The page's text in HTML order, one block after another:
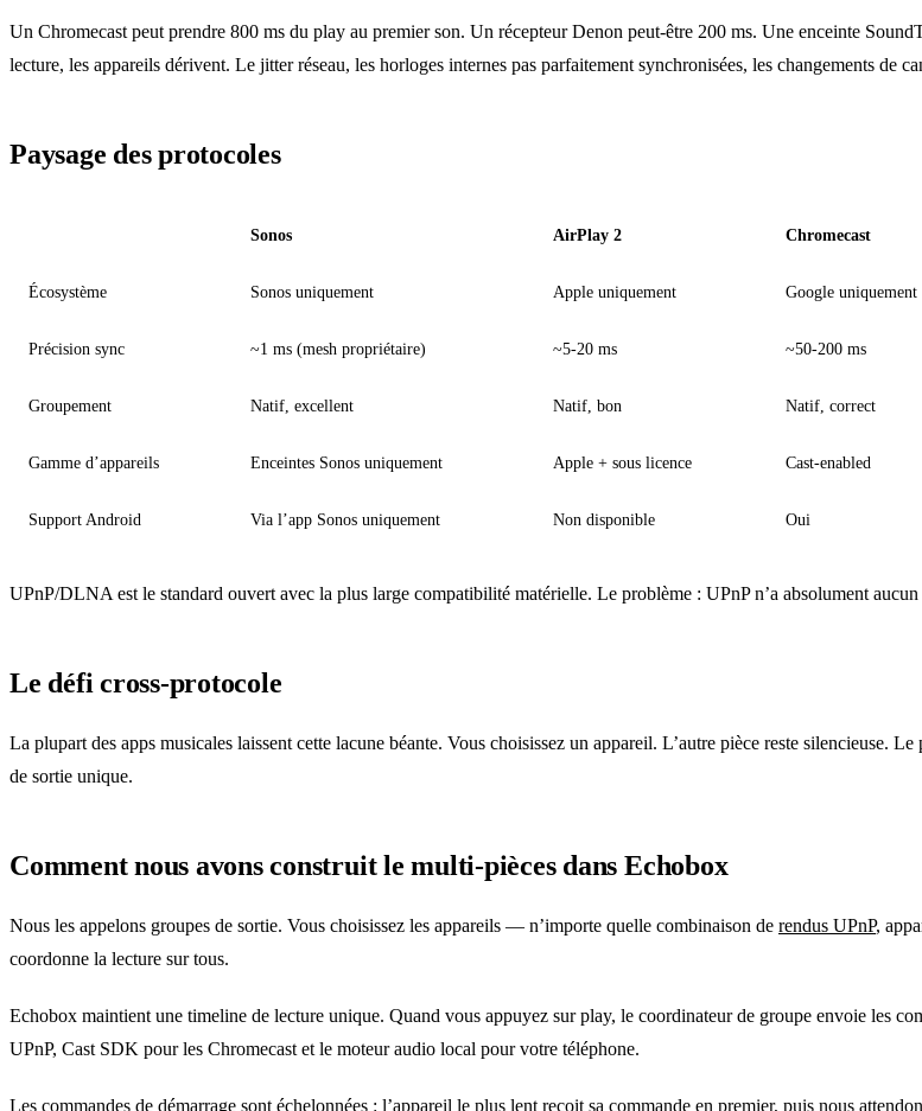
Un Chromecast peut prendre 800 ms du play au premier son. Un récepteur Denon peut-être 200 ms. Une enceinte
lecture, les appareils dérivent. Le jitter réseau, les horloges internes pas parfaitement synchronisées, les changements de
Paysage des protocoles
Sonos AirPlay 2 Chromecast
Écosystème Sonos uniquement Apple uniquement Google uniquement
Précision sync ~1 ms (mesh propriétaire) ~5-20 ms ~50-200 ms
Groupement Natif, excellent Natif, bon Natif, correct
Gamme d’appareils Enceintes Sonos uniquement Apple + sous licence Cast-enabled
Support Android Via l’app Sonos uniquement Non disponible Oui
UPnP/DLNA est le standard ouvert avec la plus large compatibilité matérielle. Le problème : UPnP n’a absolument
Le défi cross-protocole
La plupart des apps musicales laissent cette lacune béante. Vous choisissez un appareil. L’autre pièce reste silencieuse.
de sortie unique.
Comment nous avons construit le multi-pièces dans Echobox
Nous les appelons groupes de sortie. Vous choisissez les appareils — n’importe quelle combinaison de rendus UPnP,
coordonne la lecture sur tous.
Echobox maintient une timeline de lecture unique. Quand vous appuyez sur play, le coordinateur de groupe envoie les
UPnP, Cast SDK pour les Chromecast et le moteur audio local pour votre téléphone.
Les commandes de démarrage sont échelonnées : l’appareil le plus lent reçoit sa commande en premier, puis nous